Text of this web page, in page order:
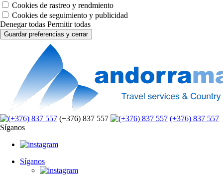
Cookies de rastreo y rendmiento
Cookies de seguimiento y publicidad
Denegar todas Permitir todas
Guardar preferencias y cerrar
(+376) 837 557
(+376) 837 557
Síganos
Síganos